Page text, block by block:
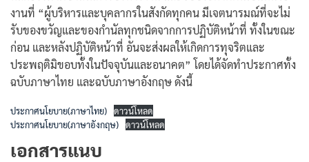
งานที่ “ผู้บริหารและบุคลากรในสังกัดทุกคน มีเจตนารมณ์ที่จะไม่
รับของขวัญและของกำนัลทุกชนิดจากการปฏิบัติหน้าที่ ทั้งในขณะ
ก่อน และหลังปฏิบัติหน้าที่ อันจะส่งผลให้เกิดการทุจริตและ
ประพฤติมิขอบทั้งในปัจจุบันและอนาคต” โดยได้จัดทำประกาศทั้ง
ฉบับภาษาไทย และฉบับภาษาอังกฤษ ดังนี้
ประกาศนโยบาย(ภาษาไทย) ดาวน์โหลด
ประกาศนโยบาย(ภาษาอังกฤษ) ดาวน์โหลด
เอกสารแนบ